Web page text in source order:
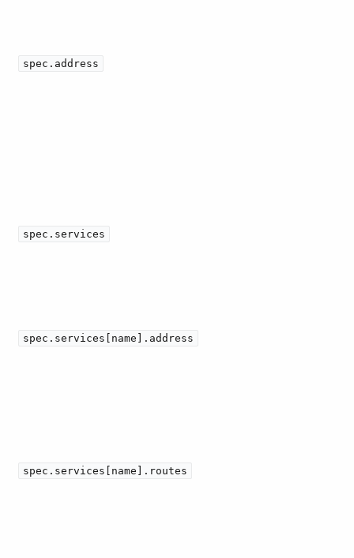
spec.address
spec.services
spec.services[name].address
spec.services[name].routes